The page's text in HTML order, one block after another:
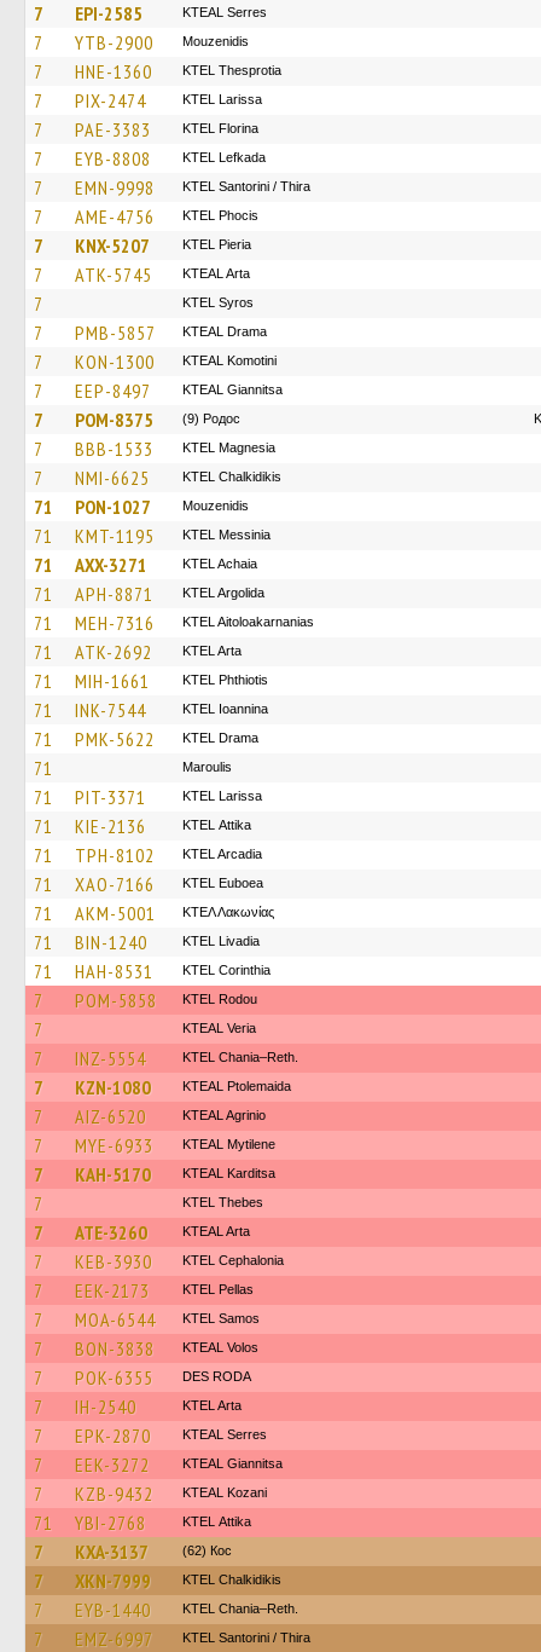
7 EPI-2585 KTEAL Serres
7 YTB-2900 Mouzenidis
7 HNE-1360 KTEL Thesprotia
7 PIX-2474 KTEL Larissa
7 PAE-3383 KTEL Florina
7 EYB-8808 KTEL Lefkada
7 EMN-9998 KTEL Santorini / Thira
7 AME-4756 ΚΤΕL Phocis
7 KNX-5207 KTEL Pieria
7 ATK-5745 KTEAL Arta
7 KTEL Syros
7 PMB-5857 KTEAL Drama
7 KON-1300 KTEAL Komotini
7 EEP-8497 KTEAL Giannitsa
7 POM-8375 (9) Родос
7 BBB-1533 ΚΤΕL Magnesia
7 NMI-6625 ΚΤΕL Chalkidikis
71 PON-1027 Mouzenidis
71 KMT-1195 KTEL Messinia
71 AXX-3271 KTEL Achaia
71 APH-8871 KTEL Argolida
71 MEH-7316 KTEL Aitoloakarnanias
71 ATK-2692 KTEL Arta
71 MIH-1661 ΚΤΕL Phthiotis
71 INK-7544 KTEL Ioannina
71 PMK-5622 KTEL Drama
71 Maroulis
71 PIT-3371 KTEL Larissa
71 KIE-2136 KΤΕL Αttika
71 TPH-8102 KTEL Arcadia
71 XAO-7166 ΚΤΕL Euboea
71 AKM-5001 ΚΤΕΛ Λακωνίας
71 BIN-1240 KTEL Livadia
71 HAH-8531 KTEL Corinthia
7 POM-5858 ΚΤΕL Rodou
7 KTEAL Veria
7 INZ-5554 KTEL Chania–Reth.
7 KZN-1080 KTEAL Ptolemaida
7 AIZ-6520 KTEAL Agrinio
7 MYE-6933 KTEAL Mytilene
7 KAH-5170 KTEAL Karditsa
7 KTEL Thebes
7 ATE-3260 KTEAL Arta
7 KEB-3930 KTEL Cephalonia
7 EEK-2173 KTEL Pellas
7 MOA-6544 KTEL Samos
7 BON-3838 KTEAL Volos
7 POK-6355 DES RODA
7 IH-2540 KTEL Arta
7 EPK-2870 KTEAL Serres
7 EEK-3272 KTEAL Giannitsa
7 KZB-9432 KTEAL Kozani
71 YBI-2768 KΤΕL Αttika
7 KXA-3137 (62) Кос
7 XKN-7999 ΚΤΕL Chalkidikis
7 EYB-1440 KTEL Chania–Reth.
7 EMZ-6997 KTEL Santorini / Thira